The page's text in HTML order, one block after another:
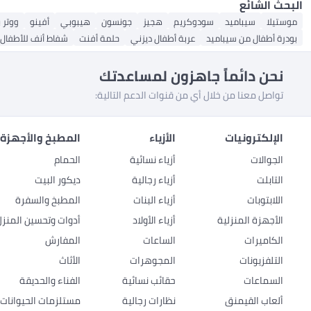
البحث الشائع
موستيلا سيباميد سودوكريم هجيز جونسون هيبوبي أفينو
بودرة أطفال من سيباميد
عربة أطفال ديزني حلمة أفنت شفاط أنف للأطفال
نحن دائماً جاهزون لمساعدتك
تواصل معنا من خلال أي من قنوات الدعم التالية:
الإلكترونيات
الجوالات
التابلت
اللابتوبات
الأجهزة المنزلية
الكاميرات
التلفزيونات
السماعات
ألعاب القيمنق
الأزياء
أزياء نسائية
أزياء رجالية
أزياء البنات
أزياء الأولاد
الساعات
المجوهرات
حقائب نسائية
نظارات رجالية
المطبخ
الحمام
ديكور البيت
المطبخ والسفرة
أدوات وتحسين
المفارش
الأثاث
الفناء والحديقة
مستلزمات الحيوانات